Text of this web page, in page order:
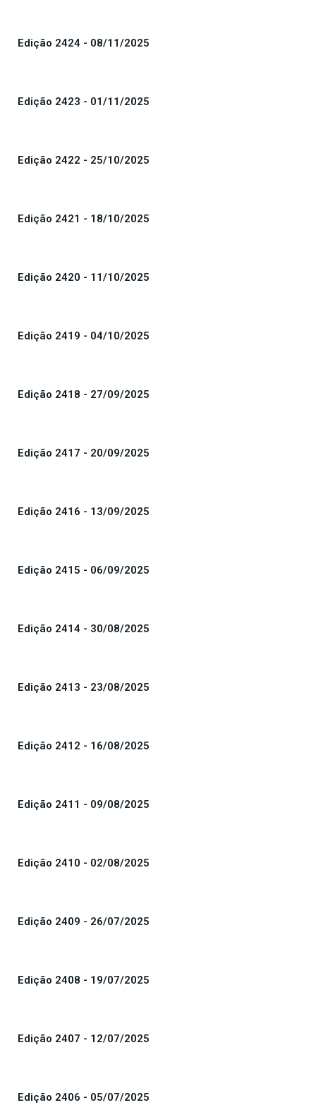
Edição 2424 - 08/11/2025
Edição 2423 - 01/11/2025
Edição 2422 - 25/10/2025
Edição 2421 - 18/10/2025
Edição 2420 - 11/10/2025
Edição 2419 - 04/10/2025
Edição 2418 - 27/09/2025
Edição 2417 - 20/09/2025
Edição 2416 - 13/09/2025
Edição 2415 - 06/09/2025
Edição 2414 - 30/08/2025
Edição 2413 - 23/08/2025
Edição 2412 - 16/08/2025
Edição 2411 - 09/08/2025
Edição 2410 - 02/08/2025
Edição 2409 - 26/07/2025
Edição 2408 - 19/07/2025
Edição 2407 - 12/07/2025
Edição 2406 - 05/07/2025